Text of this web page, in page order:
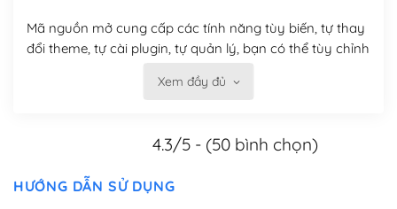
Mã nguồn mở cung cấp các tính năng tùy biến, tự thay
đổi theme, tự cài plugin, tự quản lý, bạn có thể tùy chỉnh
Có thể tùy biến trên website WordPress
Xem đầy đủ
4.3/5 - (50 bình chọn)
HƯỚNG DẪN SỬ DỤNG